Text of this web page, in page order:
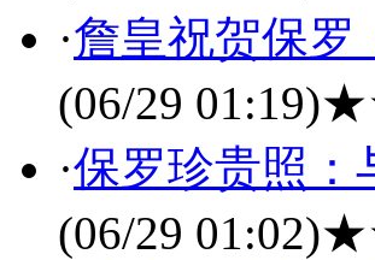
·詹皇祝贺保罗
(06/29 01:19)
·保罗珍贵照：
(06/29 01:02)